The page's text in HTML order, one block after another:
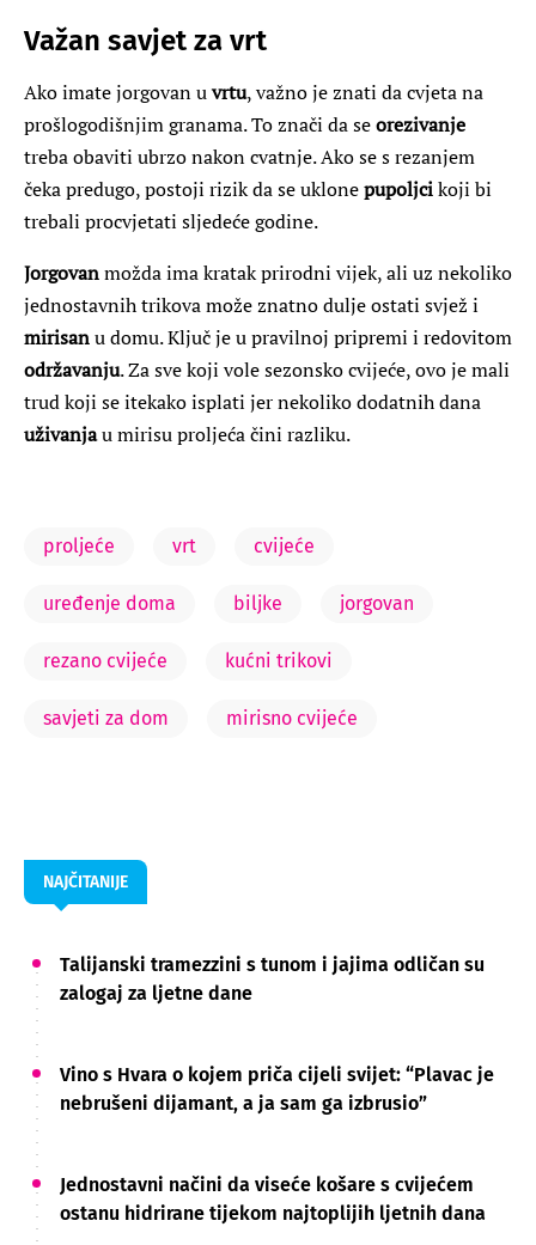
Važan savjet za vrt
Ako imate jorgovan uvrtu, važno je znati da cvjeta na
prošlogodišnjim granama. To znači da seorezivanje
treba obaviti ubrzo nakon cvatnje. Ako se s rezanjem
čeka predugo, postoji rizik da se uklonepupoljcikoji bi
trebali procvjetati sljedeće godine.
Jorgovanmožda ima kratak prirodni vijek, ali uz nekoliko
jednostavnih trikova može znatno dulje ostati svjež i
mirisanu domu. Ključ je u pravilnoj pripremi i redovitom
održavanju. Za sve koji vole sezonsko cvijeće, ovo je mali
trud koji se itekako isplati jer nekoliko dodatnih dana
uživanjau mirisu proljeća čini razliku.
proljeće vrt cvijeće
uređenje doma biljke jorgovan
rezano cvijeće kućni trikovi
savjeti za dom mirisno cvijeće
NAJČITANIJE
Talijanski tramezzini s tunom i jajima odličan su
zalogaj za ljetne dane
Vino s Hvara o kojem priča cijeli svijet: “Plavac je
nebrušeni dijamant, a ja sam ga izbrusio”
Jednostavni načini da viseće košare s cvijećem
ostanu hidrirane tijekom najtoplijih ljetnih dana